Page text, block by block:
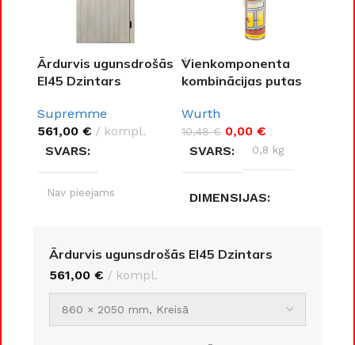
Ārdurvis ugunsdrošās
EI45 Dzintars
Supremme
561,00 €
kompl.
SVARS
Nav pieejams
Nav pieejams
DURVJU
Vienkomponenta
kombinācijas putas
Wurth
10,48€ 0,00 €
SVARS
0,8 kg
DIMENSIJAS
Wurth
Ārdurvis ugunsdrošās EI45 Dzintars
561,00 € kompl.